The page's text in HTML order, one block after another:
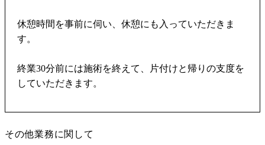
休憩時間を事前に伺い、休憩にも入っていただきま
す。
終業30分前には施術を終えて、片付けと帰りの支度を
していただきます。
その他業務に関して